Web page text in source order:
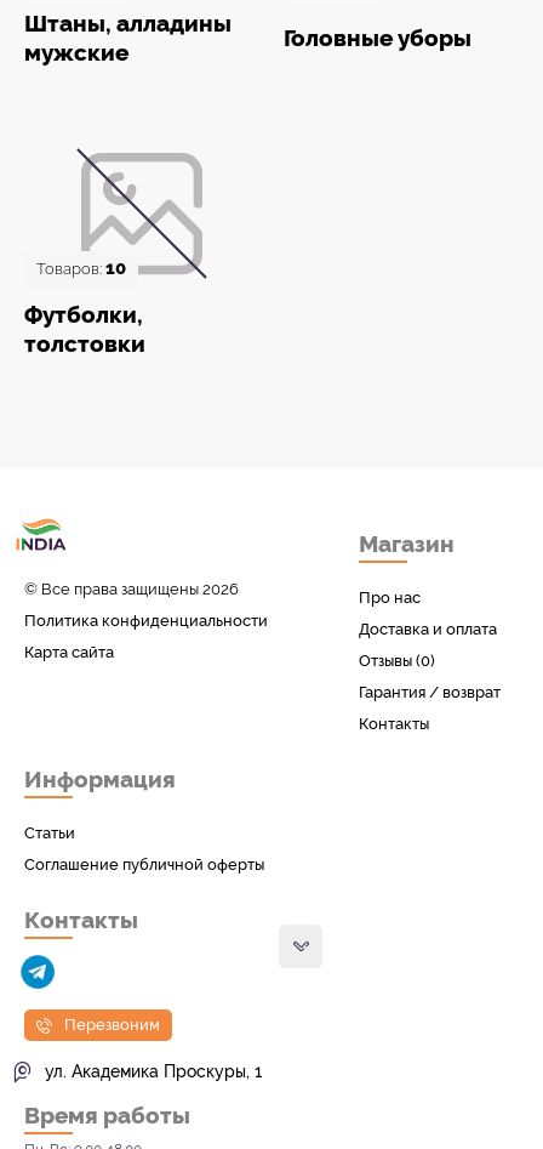
Штаны, алладины
мужские
Головные уборы
Товаров: 10
Футболки,
толстовки
© Все права защищены 2026
Политика конфиденциальности
Карта сайта
Магазин
Про нас
Доставка и оплата
Отзывы (0)
Гарантия / возврат
Контакты
Информация
Статьи
Соглашение публичной оферты
Контакты
Перезвоним
ул. Академика Проскуры, 1
Время работы